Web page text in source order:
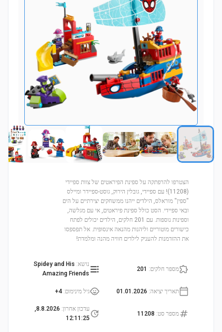
הצטרפו להרפתקה על ספינת הפיראטים של צוות ספיידי
(11208)! עם ספיידי, גובלין הירוק, גוסט-ספיידר ומיילס
"ספין" מוראלס, הילדים ייהנו ממשחקים יצירתיים על הים
ובאי ספיידי. הסט כולל ספינת פיראטים, אי עם מגלשה,
וספינות נוספות. עם 201 חלקים, הילדים יכולים לפתח
כישורים מוטוריים וליהנות מהנאה אינסופית. אל תפספסו
את ההזדמנות להעניק לילדים חוויה מהנה ומלמדת!
מספר חלקים:
201
נושא:
Spidey and His
Amazing Friends
תאריך יציאה:
01.01.2026 גיל מינימום:
4+
מספר סט:
11208
עדכון אחרון:
8.8.2026,
12:11:25